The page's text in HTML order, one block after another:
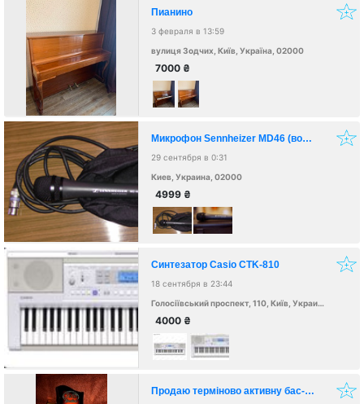
Пианино
3 февраля в 13:59
вулиця Зодчих, Київ, Україна, 02000
7000 ₴
Микрофон Sennheizer MD46 (вокал/репортаж)
29 сентября в 0:31
Киев, Украина, 02000
4999 ₴
Синтезатор Casio CTK-810
18 сентября в 23:44
Голосіївський проспект, 110, Київ, Украина, 03127
4000 ₴
Продаю терміново активну бас-гітару "GD Brothers YAGA-4136" в робочому стані, струни нові!